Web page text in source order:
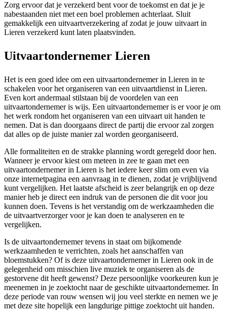
Zorg ervoor dat je verzekerd bent voor de toekomst en dat je je
nabestaanden niet met een boel problemen achterlaat. Sluit
gemakkelijk een uitvaartverzekering af zodat je jouw uitvaart in
Lieren verzekerd kunt laten plaatsvinden.
Uitvaartondernemer Lieren
Het is een goed idee om een uitvaartondernemer in Lieren in te
schakelen voor het organiseren van een uitvaartdienst in Lieren.
Even kort andermaal stilstaan bij de voordelen van een
uitvaartondernemer is wijs. Een uitvaartondernemer is er voor je om
het werk rondom het organiseren van een uitvaart uit handen te
nemen. Dat is dan doorgaans direct de partij die ervoor zal zorgen
dat alles op de juiste manier zal worden georganiseerd.
Alle formaliteiten en de strakke planning wordt geregeld door hen.
Wanneer je ervoor kiest om meteen in zee te gaan met een
uitvaartondernemer in Lieren is het iedere keer slim om even via
onze internetpagina een aanvraag in te dienen, zodat je vrijblijvend
kunt vergelijken. Het laatste afscheid is zeer belangrijk en op deze
manier heb je direct een indruk van de personen die dit voor jou
kunnen doen. Tevens is het verstandig om de werkzaamheden die
de uitvaartverzorger voor je kan doen te analyseren en te
vergelijken.
Is de uitvaartondernemer tevens in staat om bijkomende
werkzaamheden te verrichten, zoals het aanschaffen van
bloemstukken? Of is deze uitvaartondernemer in Lieren ook in de
gelegenheid om misschien live muziek te organiseren als de
gestorvene dit heeft gewenst? Deze persoonlijke voorkeuren kun je
meenemen in je zoektocht naar de geschikte uitvaartondernemer. In
deze periode van rouw wensen wij jou veel sterkte en nemen we je
met deze site hopelijk een langdurige pittige zoektocht uit handen.